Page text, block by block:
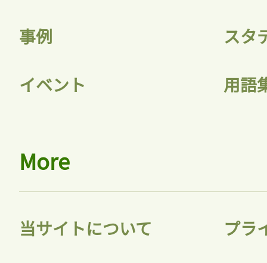
事例 スタ
イベント 用語
More
当サイトについて プラ